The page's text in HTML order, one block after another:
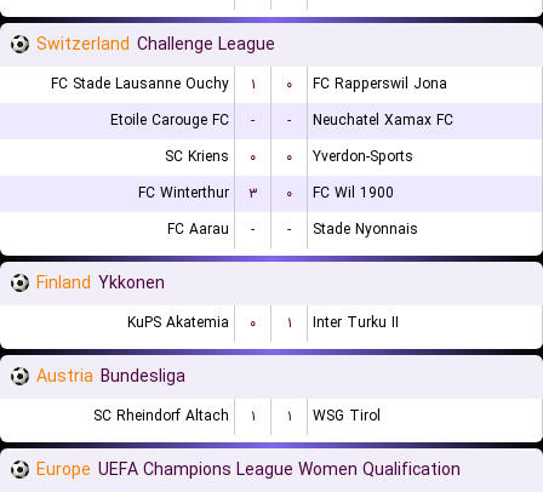
Switzerland Challenge League
FC Stade Lausanne Ouchy ۱ ۰
FC Rapperswil Jona
Etoile Carouge FC
- -
Neuchatel Xamax FC
SC Kriens
۰ ۰
Yverdon-Sports
FC Winterthur
۳ ۰
FC Wil 1900
FC Aarau
- - Stade Nyonnais
Finland Ykkonen
KuPS Akatemia ۰ ۱ Inter Turku II
Austria Bundesliga
SC Rheindorf Altach ۱ ۱ WSG Tirol
Europe UEFA Champions League Women Qualification